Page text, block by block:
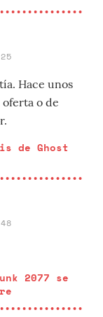
Hace unos
oferta o de
de Ghost
2077 se